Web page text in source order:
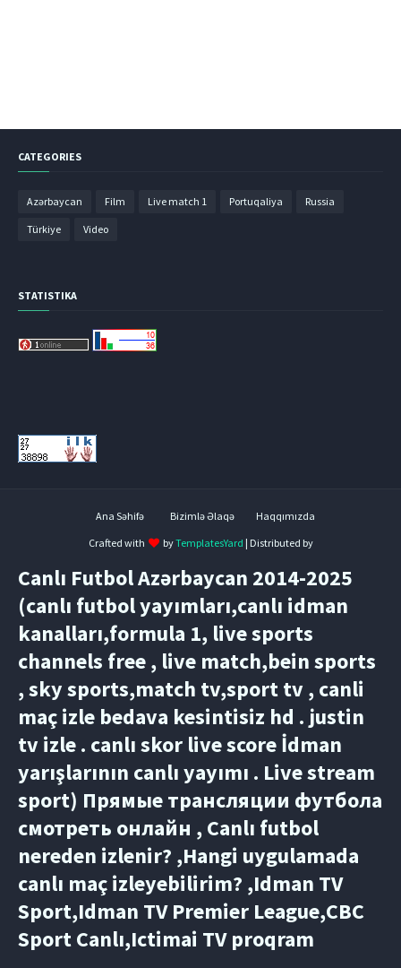
CATEGORIES
Azərbaycan Film Live match 1 Portuqaliya Russia
Türkiye Video
STATISTIKA
Ana Səhifə Bizimlə Əlaqə
Haqqımızda
Crafted with
byTemplatesYard | Distributed by
Canlı Futbol Azərbaycan 2014-2025
(canlı futbol yayımları,canlı idman
kanalları,formula 1, live sports
channels free , live match,bein sports
, sky sports,match tv,sport tv , canli
maç izle bedava kesintisiz hd . justin
tv izle . canlı skor live score İdman
yarışlarının canlı yayımı . Live stream
sport) Прямые трансляции футбола
смотреть онлайн , Canlı futbol
nereden izlenir? ,Hangi uygulamada
canlı maç izleyebilirim? ,Idman TV
Sport,Idman TV Premier League,CBC
Sport Canlı,Ictimai TV proqram